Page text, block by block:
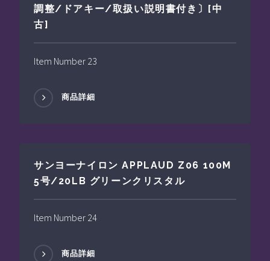
調整/ドアキー/取扱い説明書付き〕[中
古]
Item Number 23
商品詳細
サンヨーナイロン APPLAUD Z06 100M
5号/20LB グリーンクリスタル
Item Number 24
商品詳細